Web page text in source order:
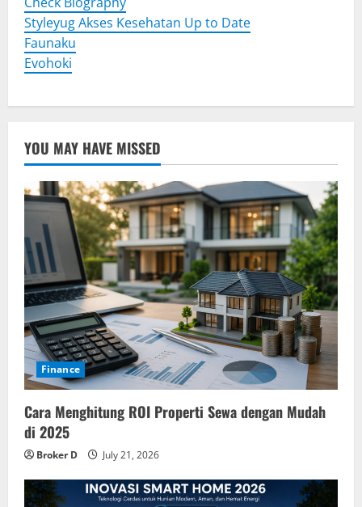
Styleyug Akses Kesehatan Up to Date
Faunaku
Evohoki
YOU MAY HAVE MISSED
Finance
Cara Menghitung ROI Properti Sewa dengan Mudah
di 2025
Broker D July 21, 2026